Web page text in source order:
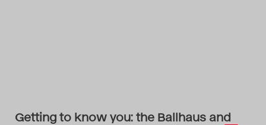
Das Theatertreffen-Blog
Getting to know you: the Ballhaus and